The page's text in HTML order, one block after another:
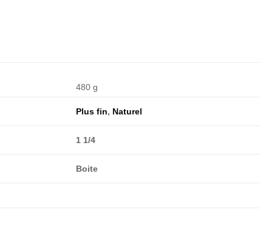
480 g
Plus fin, Naturel
1 1/4
Boite